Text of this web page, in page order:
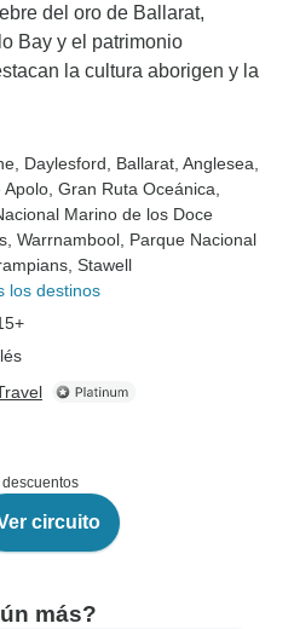
del oro de Ballarat,
Bay y el patrimonio
la cultura aborigen y la
, Daylesford , Ballarat , Anglesea
Apolo , Gran Ruta Oceánica
Marino de los Doce
, Warrnambool , Parque Nacional
, Stawell
los destinos
circuito
más?